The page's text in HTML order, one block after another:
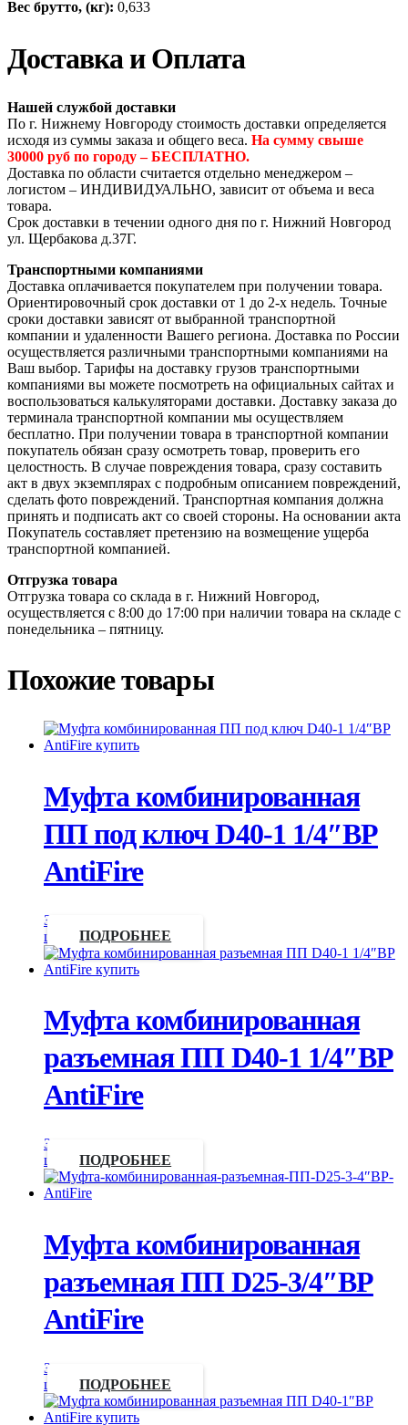
Вес брутто, (кг): 0,633
Доставка и Оплата
Нашей службой доставки
По г. Нижнему Новгороду стоимость доставки определяется
исходя из суммы заказа и общего веса. На сумму свыше
30000 руб по городу – БЕСПЛАТНО.
Доставка по области считается отдельно менеджером –
логистом – ИНДИВИДУАЛЬНО, зависит от объема и веса
товара.
Срок доставки в течении одного дня по г. Нижний Новгород
ул. Щербакова д.37Г.
Транспортными компаниями
Доставка оплачивается покупателем при получении товара.
Ориентировочный срок доставки от 1 до 2-х недель. Точные
сроки доставки зависят от выбранной транспортной
компании и удаленности Вашего региона. Доставка по России
осуществляется различными транспортными компаниями на
Ваш выбор. Тарифы на доставку грузов транспортными
компаниями вы можете посмотреть на официальных сайтах и
воспользоваться калькуляторами доставки. Доставку заказа до
терминала транспортной компании мы осуществляем
бесплатно. При получении товара в транспортной компании
покупатель обязан сразу осмотреть товар, проверить его
целостность. В случае повреждения товара, сразу составить
акт в двух экземплярах с подробным описанием повреждений,
сделать фото повреждений. Транспортная компания должна
принять и подписать акт со своей стороны. На основании акта
Покупатель составляет претензию на возмещение ущерба
транспортной компанией.
Отгрузка товара
Отгрузка товара со склада в г. Нижний Новгород,
осуществляется с 8:00 до 17:00 при наличии товара на складе с
понедельника – пятницу.
Похожие товары
Муфта комбинированная
ПП под ключ D40-1 1/4″ВР
AntiFire
Запросить
цену
ПОДРОБНЕЕ
Муфта комбинированная
разъемная ПП D40-1 1/4″ВР
AntiFire
Запросить
цену
ПОДРОБНЕЕ
Муфта комбинированная
разъемная ПП D25-3/4″ВР
AntiFire
Запросить
цену
ПОДРОБНЕЕ